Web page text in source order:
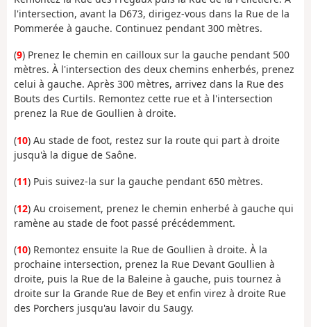
l'intersection, avant la D673, dirigez-vous dans la Rue de la
Pommerée à gauche. Continuez pendant 300 mètres.
(9) Prenez le chemin en cailloux sur la gauche pendant 500
mètres. À l'intersection des deux chemins enherbés, prenez
celui à gauche. Après 300 mètres, arrivez dans la Rue des
Bouts des Curtils. Remontez cette rue et à l'intersection
prenez la Rue de Goullien à droite.
(10) Au stade de foot, restez sur la route qui part à droite
jusqu'à la digue de Saône.
(11) Puis suivez-la sur la gauche pendant 650 mètres.
(12) Au croisement, prenez le chemin enherbé à gauche qui
ramène au stade de foot passé précédemment.
(10) Remontez ensuite la Rue de Goullien à droite. À la
prochaine intersection, prenez la Rue Devant Goullien à
droite, puis la Rue de la Baleine à gauche, puis tournez à
droite sur la Grande Rue de Bey et enfin virez à droite Rue
des Porchers jusqu'au lavoir du Saugy.